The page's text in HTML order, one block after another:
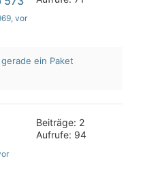
, vor
ein Paket
Beiträge: 2
Aufrufe: 94